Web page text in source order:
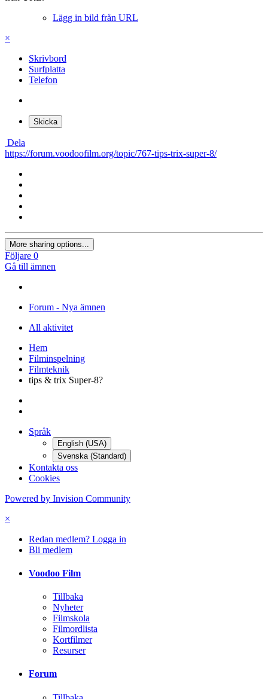
Lägg in bild från URL
×
Skrivbord
Surfplatta
Telefon
Skicka
Dela
https://forum.voodoofilm.org/topic/767-tips-trix-super-8/
More sharing options...
Följare 0
Gå till ämnen
Forum - Nya ämnen
All aktivitet
Hem
Filminspelning
Filmteknik
tips & trix Super-8?
Språk
English (USA)
Svenska (Standard)
Kontakta oss
Cookies
Powered by Invision Community
×
Redan medlem? Logga in
Bli medlem
Voodoo Film
Tillbaka
Nyheter
Filmskola
Filmordlista
Kortfilmer
Resurser
Forum